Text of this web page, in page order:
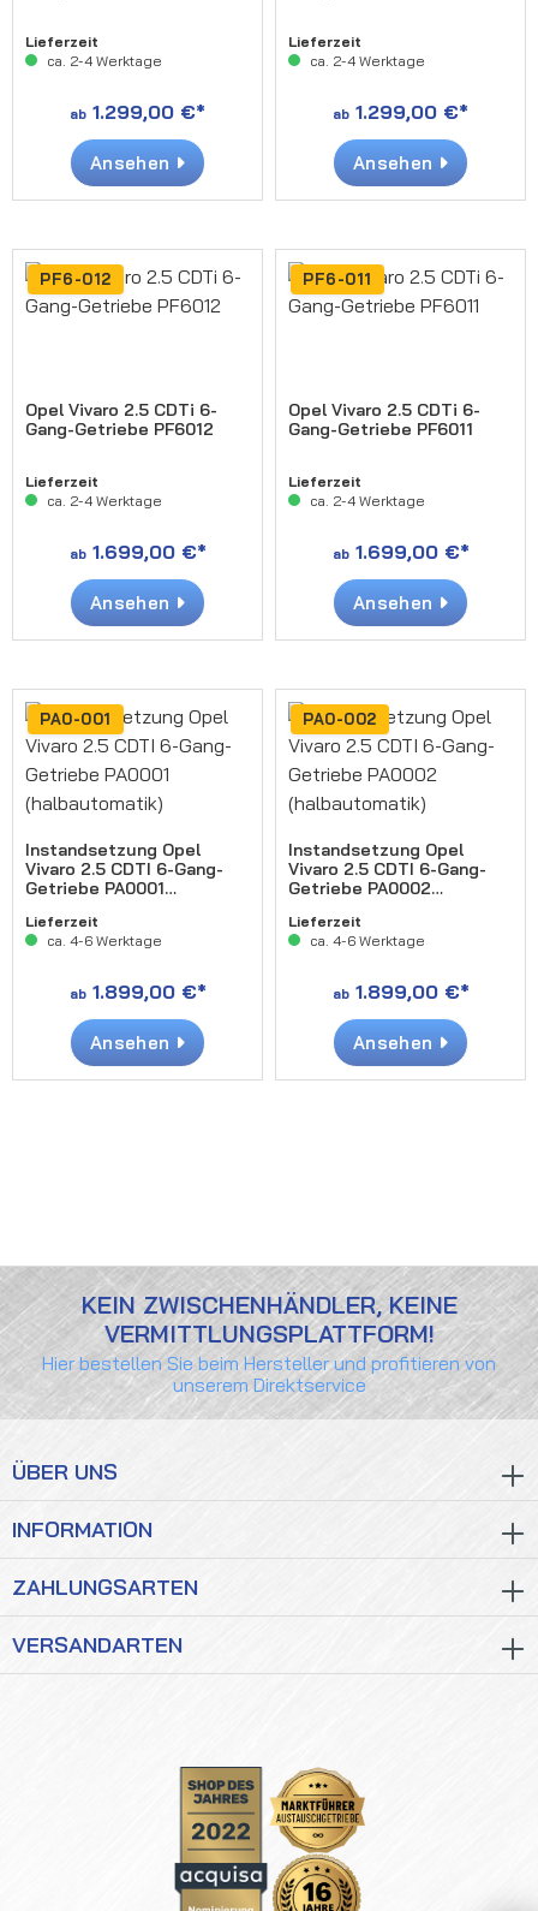
Lieferzeit
ca. 2-4 Werktage
ab 1.299,00 €*
Ansehen
Lieferzeit
ca. 2-4 Werktage
ab 1.299,00 €*
Ansehen
PF6-012
Opel Vivaro 2.5 CDTi 6-
Gang-Getriebe PF6012
Lieferzeit
ca. 2-4 Werktage
ab1.699,00 €*
Ansehen
PF6-011
Opel Vivaro 2.5 CDTi 6-
Gang-Getriebe PF6011
Lieferzeit
ca. 2-4 Werktage
ab1.699,00 €*
Ansehen
PA0-001
Instandsetzung Opel
Vivaro 2.5 CDTI 6-Gang-
Getriebe PA0001
Lieferzeit
ca. 4-6 Werktage
ab1.899,00 €*
Ansehen
PA0-002
Instandsetzung Opel
Vivaro 2.5 CDTI 6-Gang-
Getriebe PA0002
Lieferzeit
ca. 4-6 Werktage
ab1.899,00 €*
Ansehen
KEIN ZWISCHENHÄNDLER, KEINE
VERMITTLUNGSPLATTFORM!
Hier bestellen Sie beim Hersteller und profitieren von
unserem Direktservice
ÜBER UNS
INFORMATION
ZAHLUNGSARTEN
VERSANDARTEN